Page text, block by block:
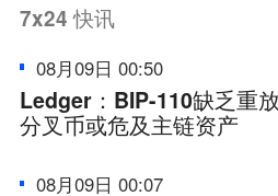
7x24快讯
08月09日 00:50
Ledger：BIP-110缺乏重
分叉币或危及主链资产
08月09日 00:07